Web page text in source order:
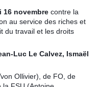
16 novembre contre la
au service des riches et
du travail et les droits
Luc Le Calvez, Ismaël
Ollivier), de FO, de